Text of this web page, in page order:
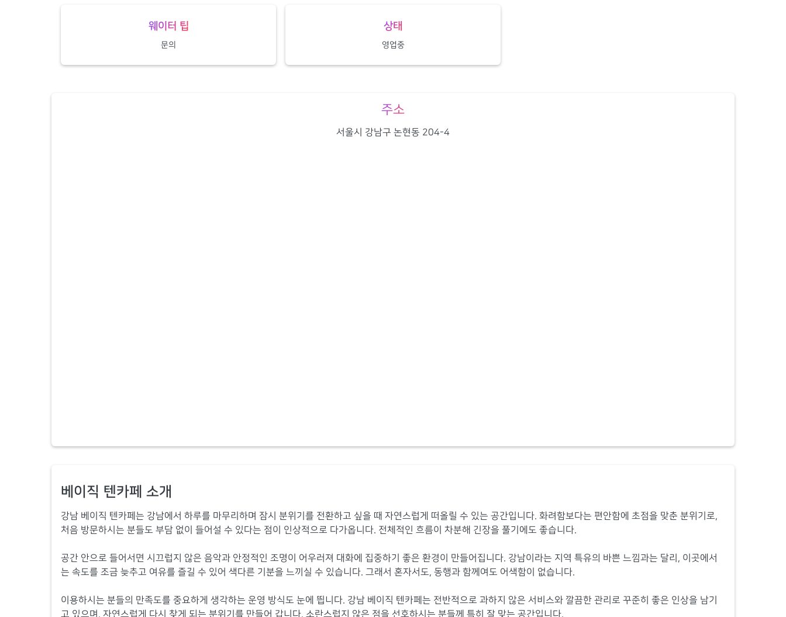
웨이터 팁
문의
상태
영업중
주소
서울시 강남구 논현동 204-4
베이직 텐카페 소개
강남 베이직 텐카페는 강남에서 하루를 마무리하며 잠시 분위기를 전환하고 싶을 때 자연스럽게 떠올릴 수 있는 공간입니다. 화려함보다는 편안함에 초점을 맞춘 분위기로,
처음 방문하시는 분들도 부담 없이 들어설 수 있다는 점이 인상적으로 다가옵니다. 전체적인 흐름이 차분해 긴장을 풀기에도 좋습니다.
공간 안으로 들어서면 시끄럽지 않은 음악과 안정적인 조명이 어우러져 대화에 집중하기 좋은 환경이 만들어집니다. 강남이라는 지역 특유의 바쁜 느낌과는 달리, 이곳에서
는 속도를 조금 늦추고 여유를 즐길 수 있어 색다른 기분을 느끼실 수 있습니다. 그래서 혼자서도, 동행과 함께여도 어색함이 없습니다.
이용하시는 분들의 만족도를 중요하게 생각하는 운영 방식도 눈에 띕니다. 강남 베이직 텐카페는 전반적으로 과하지 않은 서비스와 깔끔한 관리로 꾸준히 좋은 인상을 남기
고 있으며, 자연스럽게 다시 찾게 되는 분위기를 만들어 갑니다. 소란스럽지 않은 점을 선호하시는 분들께 특히 잘 맞는 공간입니다.